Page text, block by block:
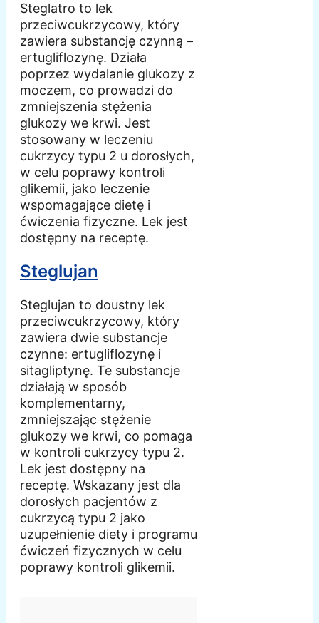
Steglatro to lek
przeciwcukrzycowy, który
zawiera substancję czynną –
ertugliflozynę. Działa
poprzez wydalanie glukozy z
moczem, co prowadzi do
zmniejszenia stężenia
glukozy we krwi. Jest
stosowany w leczeniu
cukrzycy typu 2 u dorosłych,
w celu poprawy kontroli
glikemii, jako leczenie
wspomagające dietę i
ćwiczenia fizyczne. Lek jest
dostępny na receptę.
Steglujan
Steglujan to doustny lek
przeciwcukrzycowy, który
zawiera dwie substancje
czynne: ertugliflozynę i
sitagliptynę. Te substancje
działają w sposób
komplementarny,
zmniejszając stężenie
glukozy we krwi, co pomaga
w kontroli cukrzycy typu 2.
Lek jest dostępny na
receptę. Wskazany jest dla
dorosłych pacjentów z
cukrzycą typu 2 jako
uzupełnienie diety i programu
ćwiczeń fizycznych w celu
poprawy kontroli glikemii.